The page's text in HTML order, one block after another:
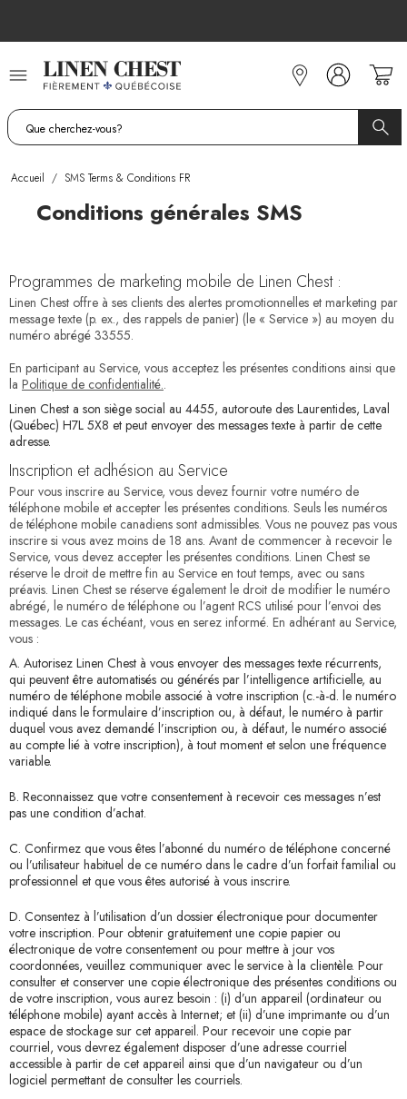
contenu
Accueil / SMS Terms & Conditions FR
Conditions générales SMS
Programmes de marketing mobile de Linen Chest :
Linen Chest offre à ses clients des alertes promotionnelles et marketing par
message texte (p. ex., des rappels de panier) (le « Service ») au moyen du
numéro abrégé 33555.
En participant au Service, vous acceptez les présentes conditions ainsi que
la Politique de confidentialité..
Linen Chest a son siège social au 4455, autoroute des Laurentides, Laval
(Québec) H7L 5X8 et peut envoyer des messages texte à partir de cette
adresse.
Inscription et adhésion au Service
Pour vous inscrire au Service, vous devez fournir votre numéro de
téléphone mobile et accepter les présentes conditions. Seuls les numéros
de téléphone mobile canadiens sont admissibles. Vous ne pouvez pas vous
inscrire si vous avez moins de 18 ans. Avant de commencer à recevoir le
Service, vous devez accepter les présentes conditions. Linen Chest se
réserve le droit de mettre fin au Service en tout temps, avec ou sans
préavis. Linen Chest se réserve également le droit de modifier le numéro
abrégé, le numéro de téléphone ou l’agent RCS utilisé pour l’envoi des
messages. Le cas échéant, vous en serez informé. En adhérant au Service,
vous :
A. Autorisez Linen Chest à vous envoyer des messages texte récurrents,
qui peuvent être automatisés ou générés par l’intelligence artificielle, au
numéro de téléphone mobile associé à votre inscription (c.-à-d. le numéro
indiqué dans le formulaire d’inscription ou, à défaut, le numéro à partir
duquel vous avez demandé l’inscription ou, à défaut, le numéro associé
au compte lié à votre inscription), à tout moment et selon une fréquence
variable.
B. Reconnaissez que votre consentement à recevoir ces messages n’est
pas une condition d’achat.
C. Confirmez que vous êtes l’abonné du numéro de téléphone concerné
ou l’utilisateur habituel de ce numéro dans le cadre d’un forfait familial ou
professionnel et que vous êtes autorisé à vous inscrire.
D. Consentez à l’utilisation d’un dossier électronique pour documenter
votre inscription. Pour obtenir gratuitement une copie papier ou
électronique de votre consentement ou pour mettre à jour vos
coordonnées, veuillez communiquer avec le service à la clientèle. Pour
consulter et conserver une copie électronique des présentes conditions ou
de votre inscription, vous aurez besoin : (i) d’un appareil (ordinateur ou
téléphone mobile) ayant accès à Internet; et (ii) d’une imprimante ou d’un
espace de stockage sur cet appareil. Pour recevoir une copie par
courriel, vous devrez également disposer d’une adresse courriel
accessible à partir de cet appareil ainsi que d’un navigateur ou d’un
logiciel permettant de consulter les courriels.